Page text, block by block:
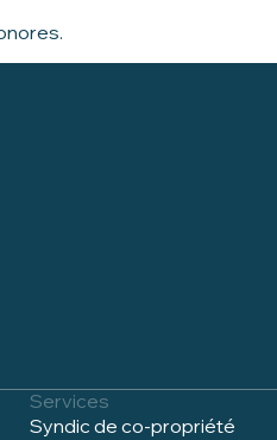
Services
Syndic de co-propriété